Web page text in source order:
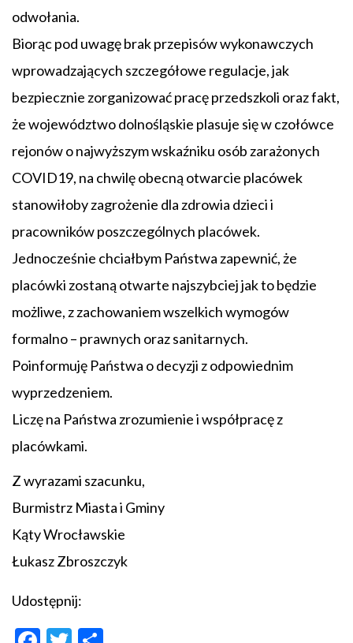
odwołania.
Biorąc pod uwagę brak przepisów wykonawczych
wprowadzających szczegółowe regulacje, jak
bezpiecznie zorganizować pracę przedszkoli oraz fakt,
że województwo dolnośląskie plasuje się w czołówce
rejonów o najwyższym wskaźniku osób zarażonych
COVID19, na chwilę obecną otwarcie placówek
stanowiłoby zagrożenie dla zdrowia dzieci i
pracowników poszczególnych placówek.
Jednocześnie chciałbym Państwa zapewnić, że
placówki zostaną otwarte najszybciej jak to będzie
możliwe, z zachowaniem wszelkich wymogów
formalno – prawnych oraz sanitarnych.
Poinformuję Państwa o decyzji z odpowiednim
wyprzedzeniem.
Liczę na Państwa zrozumienie i współpracę z
placówkami.
Z wyrazami szacunku,
Burmistrz Miasta i Gminy
Kąty Wrocławskie
Łukasz Zbroszczyk
Udostępnij: